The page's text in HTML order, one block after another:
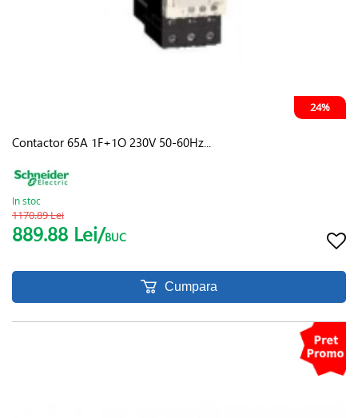
24%
Contactor 65A 1F+1O 230V 50-60Hz...
In stoc
1170.89 Lei
889.88 Lei/BUC
Cumpara